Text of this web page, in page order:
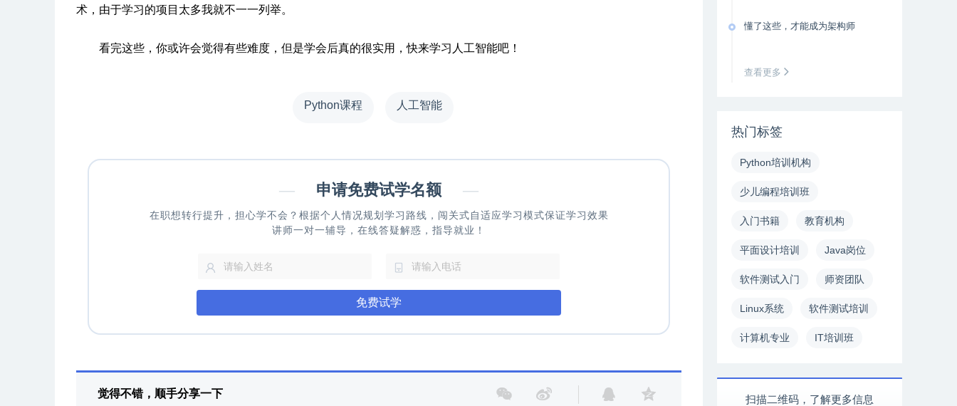
术，由于学习的项目太多我就不一一列举。
看完这些，你或许会觉得有些难度，但是学会后真的很实用，快来学习人工智能吧！
Python课程 人工智能
— 申请免费试学名额 —
在职想转行提升，担心学不会？根据个人情况规划学习路线，闯关式自适应学习模式保证学习效果
讲师一对一辅导，在线答疑解惑，指导就业！
免费试学
觉得不错，顺手分享一下
懂了这些，才能成为架构师
查看更多
热门标签
Python培训机构
少儿编程培训班
入门书籍 教育机构
平面设计培训 Java岗位
软件测试入门 师资团队
Linux系统 软件测试培训
计算机专业 IT培训班
扫描二维码，了解更多信息